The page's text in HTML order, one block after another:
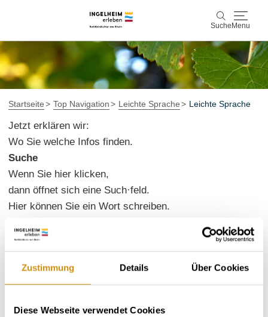
Zustimmung Details Über Cookies
Diese Webseite verwendet Cookies
Suche Menu
Suche
Entdecken & Erleben
Wein & Genuss
Kaiserpfalz, Kunst & Kultur
Info & Service
Startseite Top Navigation Leichte Sprache Leichte Sprache
Jetzt erklären wir:
Wo Sie welche Infos finden.
Suche
Wenn Sie hier klicken,
dann öffnet sich eine Such·feld.
Hier können Sie ein Wort schreiben.
gesucht.